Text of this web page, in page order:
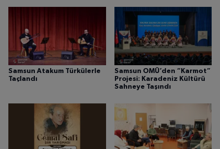
Samsun Atakum Türkülerle
Taçlandı
Samsun OMÜ’den “Karmot”
Projesi: Karadeniz Kültürü
Sahneye Taşındı